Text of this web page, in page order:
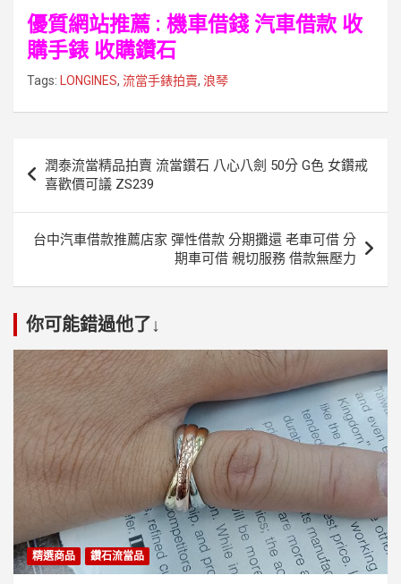
優質網站推薦 : 機車借錢 汽車借款 收
購手錶 收購鑽石
Tags: LONGINES, 流當手錶拍賣, 浪琴
章
導
覽
潤泰流當精品拍賣 流當鑽石 八心八劍 50分 G色 女鑽戒
喜歡價可議 ZS239
台中汽車借款推薦店家 彈性借款 分期攤還 老車可借 分
期車可借 親切服務 借款無壓力
你可能錯過他了↓
精選商品 鑽石流當品